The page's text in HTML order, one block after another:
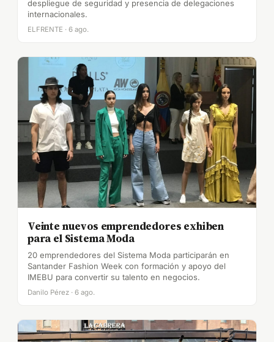
despliegue de seguridad y presencia de delegaciones
internacionales.
ELFRENTE · 6 ago.
Veinte nuevos emprendedores exhiben
para el Sistema Moda
20 emprendedores del Sistema Moda participarán en
Santander Fashion Week con formación y apoyo del
IMEBU para convertir su talento en negocios.
Danilo Pérez · 6 ago.